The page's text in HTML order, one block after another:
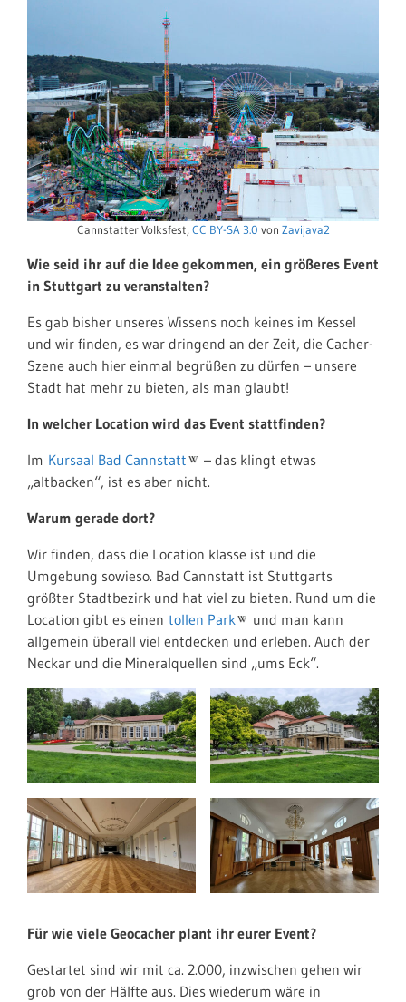
Cannstatter Volksfest, CC BY-SA 3.0 von Zavijava2
Wie seid ihr auf die Idee gekommen, ein größeres Event
in Stuttgart zu veranstalten?
Es gab bisher unseres Wissens noch keines im Kessel
und wir finden, es war dringend an der Zeit, die Cacher-
Szene auch hier einmal begrüßen zu dürfen – unsere
Stadt hat mehr zu bieten, als man glaubt!
In welcher Location wird das Event stattfinden?
Im Kursaal Bad Cannstatt
– das klingt etwas
„altbacken“, ist es aber nicht.
Warum gerade dort?
Wir finden, dass die Location klasse ist und die
Umgebung sowieso. Bad Cannstatt ist Stuttgarts
größter Stadtbezirk und hat viel zu bieten. Rund um die
Location gibt es einen tollen Park
und man kann
allgemein überall viel entdecken und erleben. Auch der
Neckar und die Mineralquellen sind „ums Eck“.
Für wie viele Geocacher plant ihr eurer Event?
Gestartet sind wir mit ca. 2.000, inzwischen gehen wir
grob von der Hälfte aus. Dies wiederum wäre in